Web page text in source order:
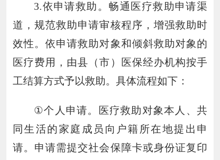
3.依申请救助。畅通医疗救助申请渠
道，规范救助申请审核程序，增强救助时
效性。依申请救助对象和倾斜救助对象的
医疗费用，由县（市）医保经办机构按手
工结算方式予以救助。具体流程如下：
①个人申请。医疗救助对象本人、共
同生活的家庭成员向户籍所在地提出申
请。申请需提交社会保障卡或身份证复印